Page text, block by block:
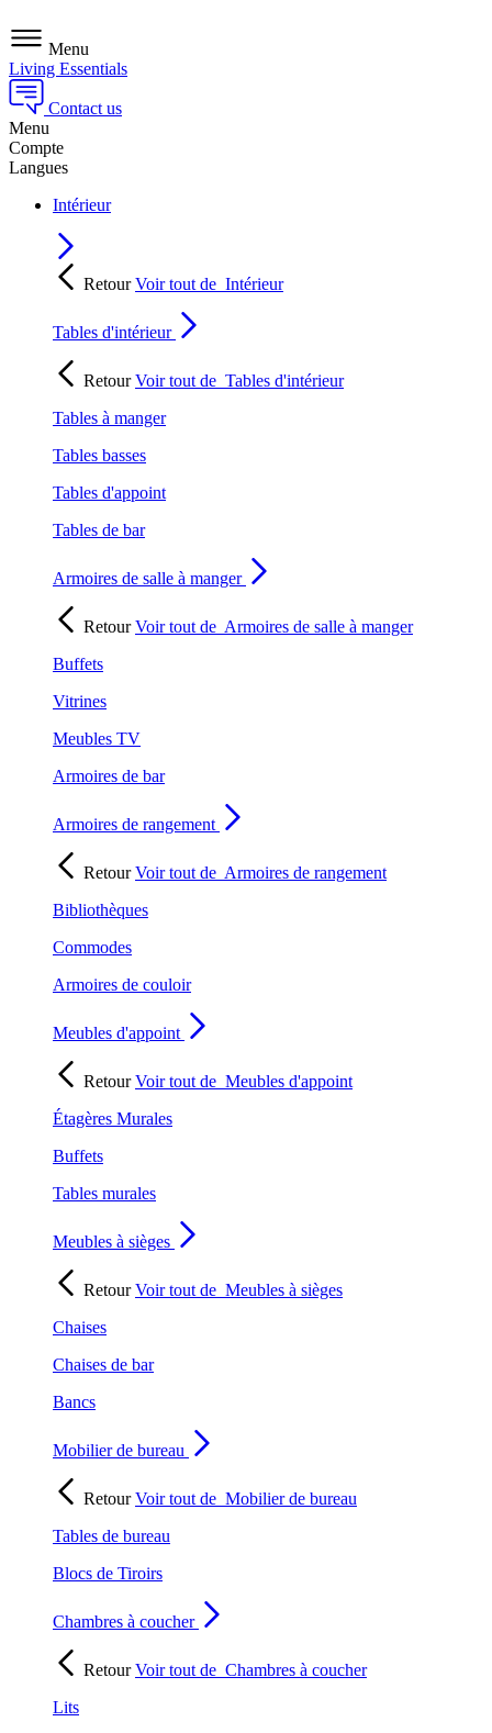
Menu
Living Essentials
Contact us
Menu
Compte
Langues
Intérieur
RetourVoir tout de Intérieur
Tables d'intérieur
RetourVoir tout de Tables d'intérieur
Tables à manger
Tables basses
Tables d'appoint
Tables de bar
Armoires de salle à manger
RetourVoir tout de Armoires de salle à manger
Buffets
Vitrines
Meubles TV
Armoires de bar
Armoires de rangement
RetourVoir tout de Armoires de rangement
Bibliothèques
Commodes
Armoires de couloir
Meubles d'appoint
RetourVoir tout de Meubles d'appoint
Étagères Murales
Buffets
Tables murales
Meubles à sièges
RetourVoir tout de Meubles à sièges
Chaises
Chaises de bar
Bancs
Mobilier de bureau
RetourVoir tout de Mobilier de bureau
Tables de bureau
Blocs de Tiroirs
Chambres à coucher
RetourVoir tout de Chambres à coucher
Lits